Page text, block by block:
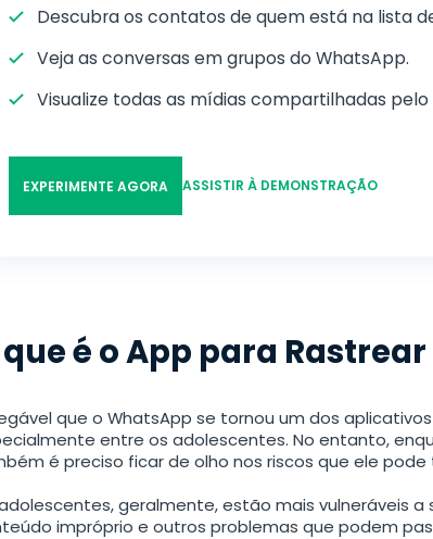
Descubra os contatos de quem está na lista
Veja as conversas em grupos do WhatsApp.
Visualize todas as mídias compartilhadas
EXPERIMENTE AGORA ASSISTIR À DEMONSTRAÇÃO
que é o App para
que o WhatsApp se tornou um dos
entre os adolescentes. No entanto,
é preciso ficar de olho nos riscos que ele pode
geralmente, estão mais vulneráveis
impróprio e outros problemas que podem